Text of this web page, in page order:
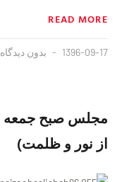
READ MORE
1396-09-17 بدون دیدگاه
از نور و ظلمت)